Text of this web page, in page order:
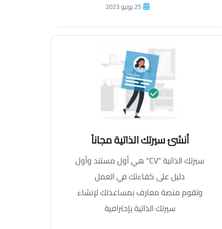
25 يونيو 2023
أنشئ سيرتك الذاتية مجاناً
سيرتك الذاتية "CV" هي أول مستند وأول
دليل على كفاءتك في العمل
وتقوم منصة معارف بمساعدتك لإنشاء
سيرتك الذاتية بإحترافية